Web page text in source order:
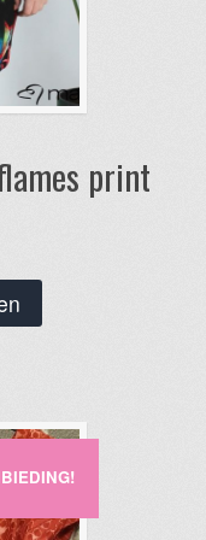
print
product
variaties.
Deze
kan